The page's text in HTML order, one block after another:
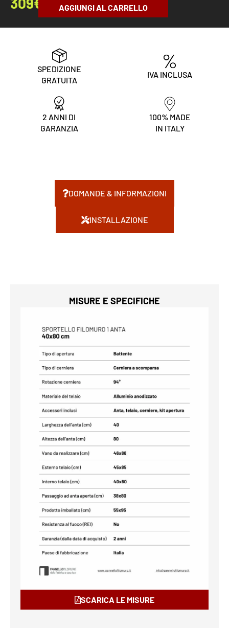
AGGIUNGI AL CARRELLO
SPEDIZIONE
GRATUITA
IVA INCLUSA
2 ANNI DI
GARANZIA
100% MADE
IN ITALY
DOMANDE & INFORMAZIONI
INSTALLAZIONE
MISURE E SPECIFICHE
SCARICA LE MISURE